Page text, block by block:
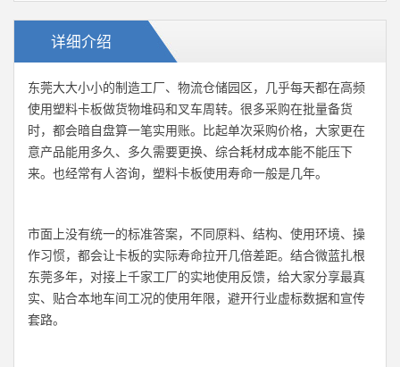
详细介绍
东莞大大小小的制造工厂、物流仓储园区，几乎每天都在高频
使用塑料卡板做货物堆码和叉车周转。很多采购在批量备货
时，都会暗自盘算一笔实用账。比起单次采购价格，大家更在
意产品能用多久、多久需要更换、综合耗材成本能不能压下
来。也经常有人咨询，塑料卡板使用寿命一般是几年。
市面上没有统一的标准答案，不同原料、结构、使用环境、操
作习惯，都会让卡板的实际寿命拉开几倍差距。结合微蓝扎根
东莞多年，对接上千家工厂的实地使用反馈，给大家分享最真
实、贴合本地车间工况的使用年限，避开行业虚标数据和宣传
套路。